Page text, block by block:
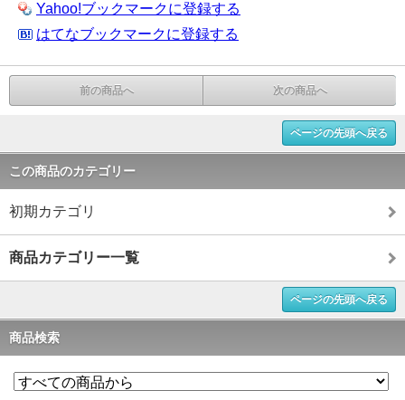
Yahoo!ブックマークに登録する
はてなブックマークに登録する
前の商品へ 次の商品へ
ページの先頭へ戻る
この商品のカテゴリー
初期カテゴリ
商品カテゴリー一覧
ページの先頭へ戻る
商品検索